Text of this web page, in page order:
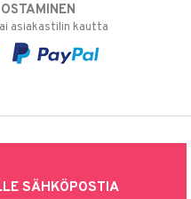
asiakastilin kautta
SÄHKÖPOSTIA